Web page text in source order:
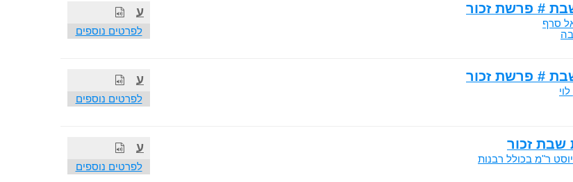
ע
לפרטים נוספים
# פרשת זכור
סרף
ע
לפרטים נוספים
# פרשת זכור
ע
לפרטים נוספים
שבת זכור
ר"מ בכולל רבנות